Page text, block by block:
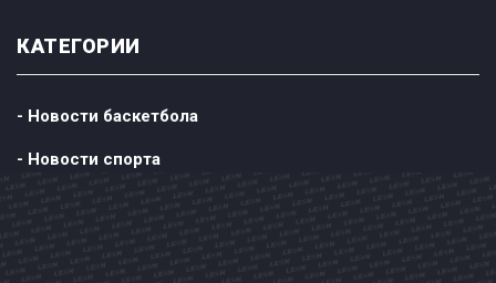
КАТЕГОРИИ
- Новости баскетбола
- Новости спорта